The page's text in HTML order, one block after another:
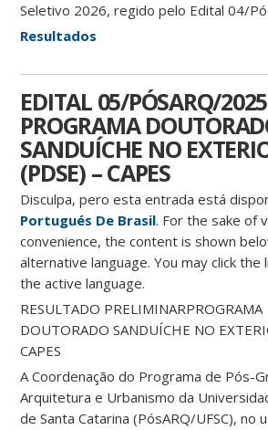
Seletivo 2026, regido pelo Edital 04/
Resultados
EDITAL 05/PÓSARQ/
PROGRAMA
SANDUÍCHE NO
(PDSE) – CAPES
Disculpa, pero esta entrada está
Portugués De Brasil. For the sake of
convenience, the content is shown
alternative language. You may click the
the active language.
RESULTADO PRELIMINARPROGRAMA
DOUTORADO SANDUÍCHE NO
CAPES
A Coordenação do Programa de Pós-
Arquitetura e Urbanismo da
de Santa Catarina (PósARQ/UFSC), no